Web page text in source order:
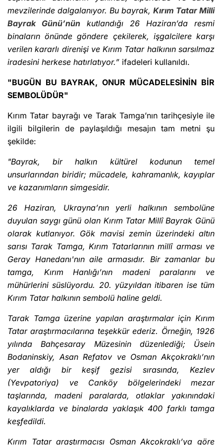
mevzilerinde dalgalanıyor. Bu bayrak, Kırım Tatar Milli
Bayrak Günü’nün kutlandığı 26 Haziran’da resmi
binaların önünde göndere çekilerek, işgalcilere karşı
verilen kararlı direnişi ve Kırım Tatar halkının sarsılmaz
iradesini herkese hatırlatıyor.” ifadeleri kullanıldı.
"BUGÜN BU BAYRAK, ONUR MÜCADELESİNİN BİR
SEMBOLÜDÜR"
Kırım Tatar bayrağı ve Tarak Tamga’nın tarihçesiyle ile
ilgili bilgilerin de paylaşıldığı mesajın tam metni şu
şekilde:
"Bayrak, bir halkın kültürel kodunun temel
unsurlarından biridir; mücadele, kahramanlık, kayıplar
ve kazanımların simgesidir.
26 Haziran, Ukrayna’nın yerli halkının sembolüne
duyulan saygı günü olan Kırım Tatar Millî Bayrak Günü
olarak kutlanıyor. Gök mavisi zemin üzerindeki altın
sarısı Tarak Tamga, Kırım Tatarlarının millî arması ve
Geray Hanedanı'nın aile armasıdır. Bir zamanlar bu
tamga, Kırım Hanlığı’nın madeni paralarını ve
mühürlerini süslüyordu. 20. yüzyıldan itibaren ise tüm
Kırım Tatar halkının sembolü haline geldi.
Tarak Tamga üzerine yapılan araştırmalar için Kırım
Tatar araştırmacılarına teşekkür ederiz. Örneğin, 1926
yılında Bahçesaray Müzesinin düzenlediği; Üsein
Bodaninskiy, Asan Refatov ve Osman Akçokraklı’nın
yer aldığı bir keşif gezisi sırasında, Kezlev
(Yevpatoriya) ve Canköy bölgelerindeki mezar
taşlarında, madeni paralarda, otlaklar yakınındaki
kayalıklarda ve binalarda yaklaşık 400 farklı tamga
keşfedildi.
Kırım Tatar araştırmacısı Osman Akçokraklı’ya göre